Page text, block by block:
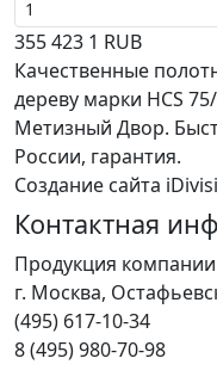
355423 1 RUB
Качественные
дереву марки HCS
Метизный Двор.
России, гарантия.
Создание сайта
Контактная
Продукция
г. Москва,
(495) 617-10-34
8 (495) 980-70-98